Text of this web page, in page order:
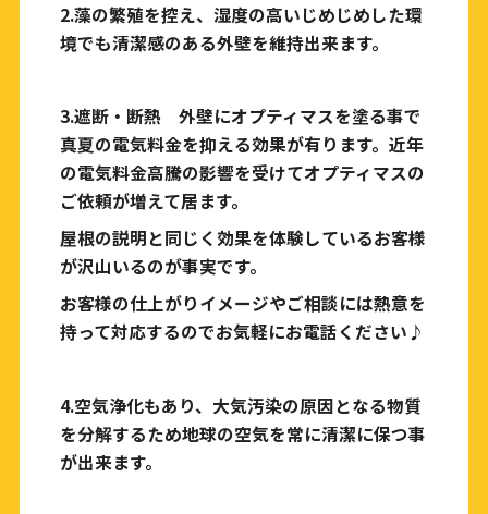
2.藻の繁殖を控え、湿度の高いじめじめした環
境でも清潔感のある外壁を維持出来ます。
3.遮断・断熱 外壁にオプティマスを塗る事で
真夏の電気料金を抑える効果が有ります。近年
の電気料金高騰の影響を受けてオプティマスの
ご依頼が増えて居ます。
屋根の説明と同じく効果を体験しているお客様
が沢山いるのが事実です。
お客様の仕上がりイメージやご相談には熱意を
持って対応するのでお気軽にお電話ください♪
4.空気浄化もあり、大気汚染の原因となる物質
を分解するため地球の空気を常に清潔に保つ事
が出来ます。